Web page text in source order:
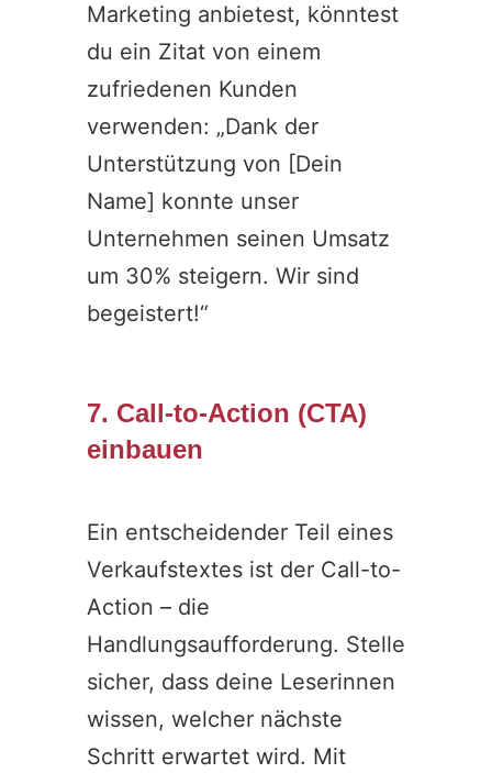
Marketing anbietest, könntest
du ein Zitat von einem
zufriedenen Kunden
verwenden: „Dank der
Unterstützung von [Dein
Name] konnte unser
Unternehmen seinen Umsatz
um 30% steigern. Wir sind
begeistert!“
7. Call-to-Action (CTA)
einbauen
Ein entscheidender Teil eines
Verkaufstextes ist der Call-to-
Action – die
Handlungsaufforderung. Stelle
sicher, dass deine Leserinnen
wissen, welcher nächste
Schritt erwartet wird. Mit